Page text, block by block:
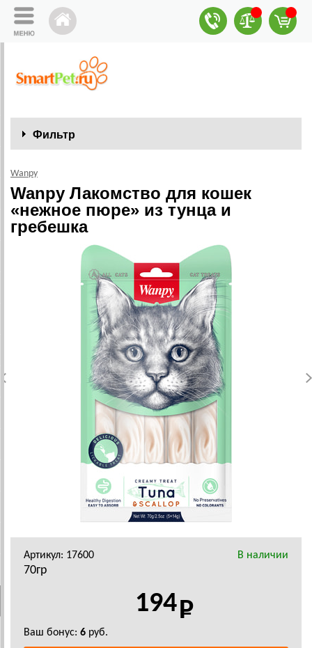
Фильтр
Wanpy
Wanpy Лакомство для кошек
«нежное пюре» из тунца и
гребешка
Артикул: 17600 В наличии
70гр
194
Ваш бонус: 6 руб.